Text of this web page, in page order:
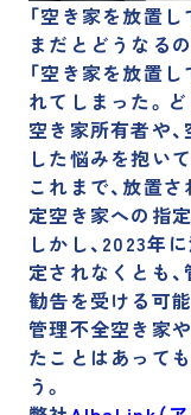
お知らせ
不動産売却の無
相続や不動産に
その他お問い合
採用サイト
運営メディア
「空き家を放置
まだとどうなるの
「空き家を放置
れてしまった。ど
空き家所有者や
した悩みを抱い
これまで、放置さ
定空き家への指
しかし、 2023年
定されなくとも、
勧告を受ける可
管理不全空き家
たことはあって
う。